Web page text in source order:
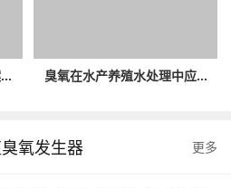
臭氧在水产养殖水处理中应...
氧发生器 更多